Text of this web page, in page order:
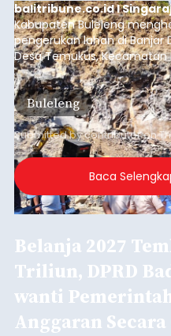
balitribune.co.id I
Kabupaten Buleleng
pengerukan lahan di Banjar
Desa Temukus, Kecamatan
ditemukan indikasi
material yang tidak sesuai
kawasan.
Buleleng
Submitted bycontributoron
Baca
Belanja 2027
Triliun, DPRD
wanti
Anggaran